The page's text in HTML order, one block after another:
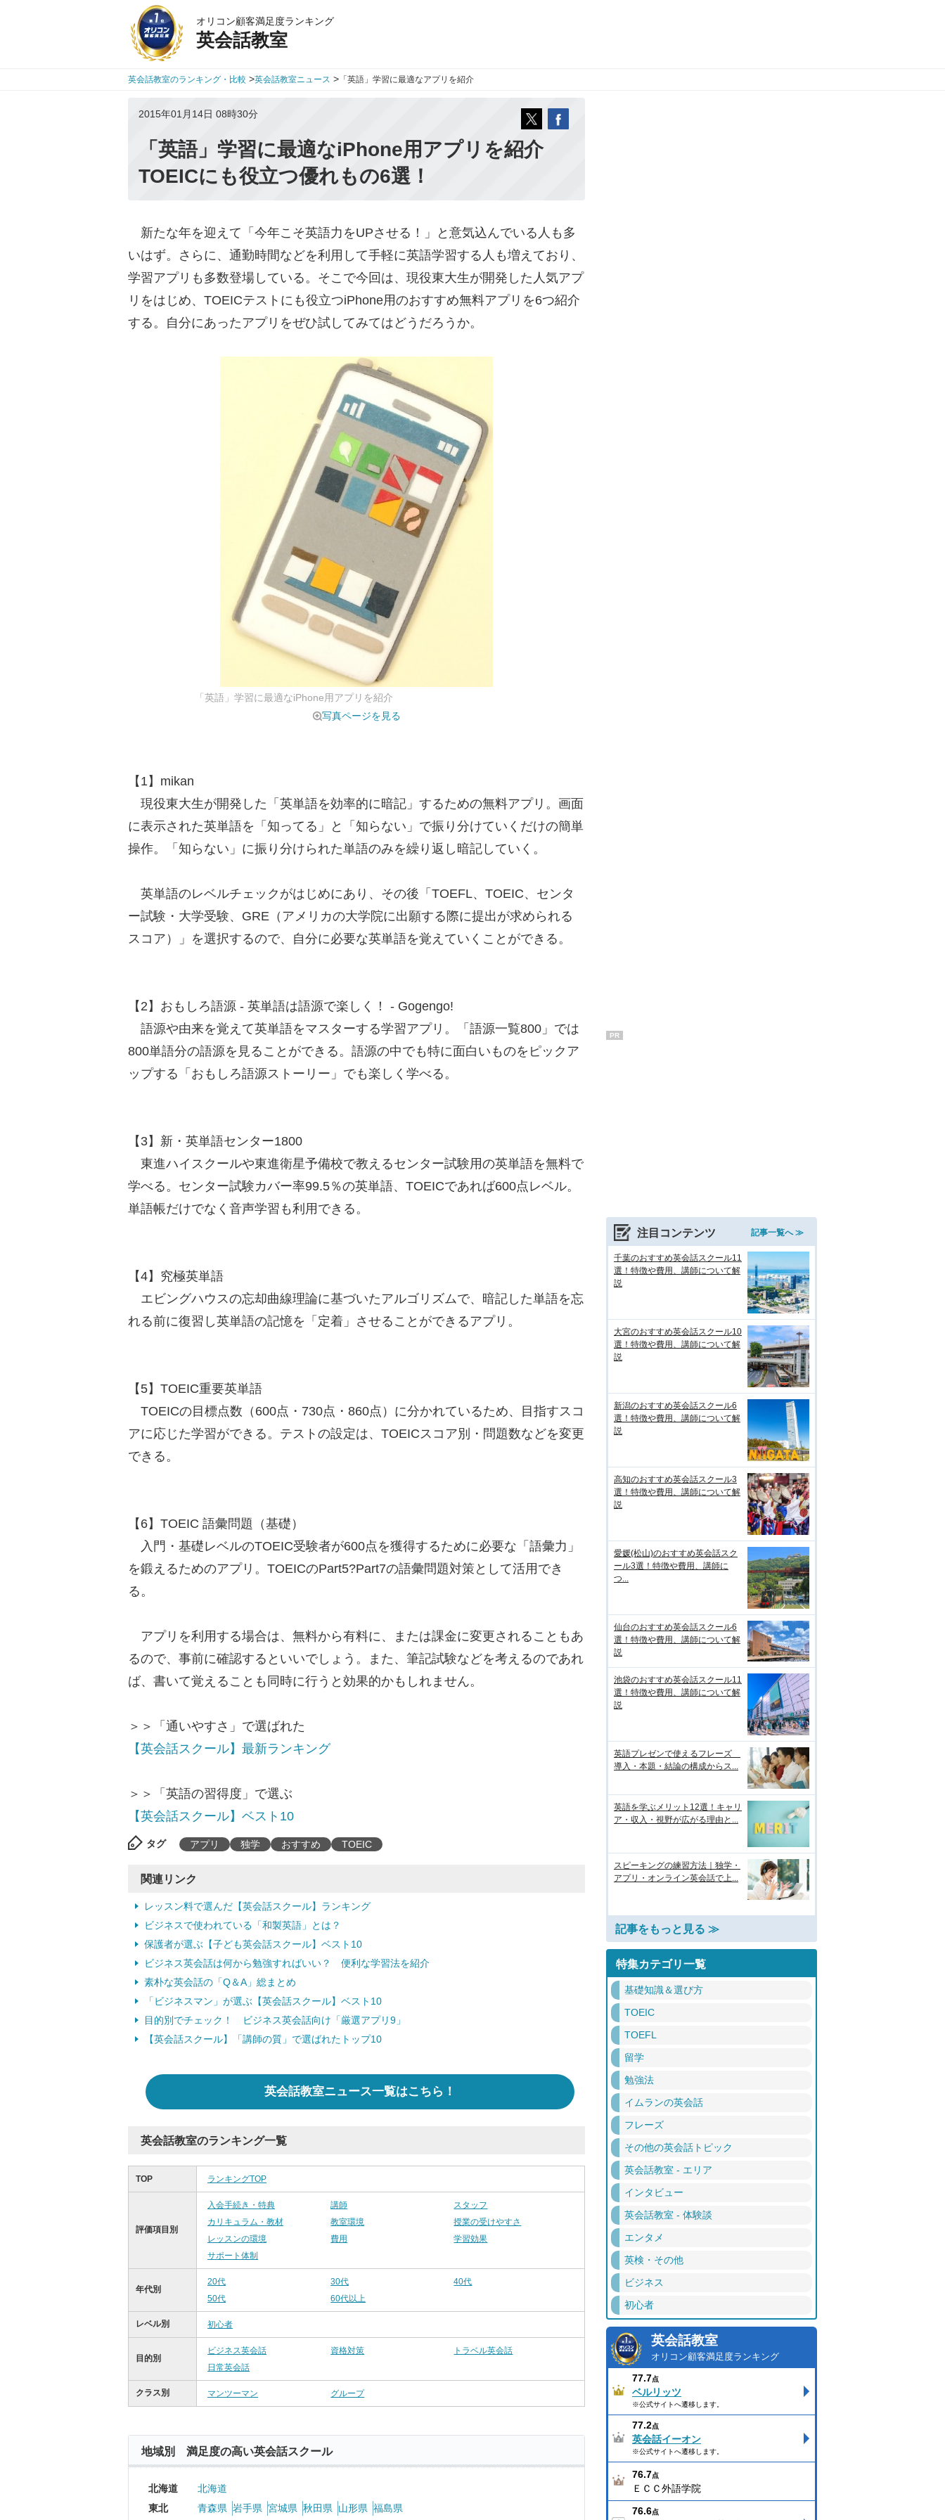
オリコン顧客満足度ランキング
英会話教室
英会話教室のランキング・比較 >英会話教室ニュース > 「英語」学習に最適なアプリを紹介
2015年01月14日 08時30分
「英語」学習に最適なiPhone用アプリを紹介
TOEICにも役立つ優れもの6選！
新たな年を迎えて「今年こそ英語力をUPさせる！」と意気込んでいる人も多
いはず。さらに、通勤時間などを利用して手軽に英語学習する人も増えており、
学習アプリも多数登場している。そこで今回は、現役東大生が開発した人気アプ
リをはじめ、TOEICテストにも役立つiPhone用のおすすめ無料アプリを6つ紹介
する。自分にあったアプリをぜひ試してみてはどうだろうか。
「英語」学習に最適なiPhone用アプリを紹介
写真ページを見る
【1】mikan
現役東大生が開発した「英単語を効率的に暗記」するための無料アプリ。画面
に表示された英単語を「知ってる」と「知らない」で振り分けていくだけの簡単
操作。「知らない」に振り分けられた単語のみを繰り返し暗記していく。
英単語のレベルチェックがはじめにあり、その後「TOEFL、TOEIC、センタ
ー試験・大学受験、GRE（アメリカの大学院に出願する際に提出が求められる
スコア）」を選択するので、自分に必要な英単語を覚えていくことができる。
【2】おもしろ語源 - 英単語は語源で楽しく！ - Gogengo!
語源や由来を覚えて英単語をマスターする学習アプリ。「語源一覧800」では
800単語分の語源を見ることができる。語源の中でも特に面白いものをピックア
ップする「おもしろ語源ストーリー」でも楽しく学べる。
【3】新・英単語センター1800
東進ハイスクールや東進衛星予備校で教えるセンター試験用の英単語を無料で
学べる。センター試験カバー率99.5％の英単語、TOEICであれば600点レベル。
単語帳だけでなく音声学習も利用できる。
【4】究極英単語
エビングハウスの忘却曲線理論に基づいたアルゴリズムで、暗記した単語を忘
れる前に復習し英単語の記憶を「定着」させることができるアプリ。
【5】TOEIC重要英単語
TOEICの目標点数（600点・730点・860点）に分かれているため、目指すスコ
アに応じた学習ができる。テストの設定は、TOEICスコア別・問題数などを変更
できる。
【6】TOEIC 語彙問題（基礎）
入門・基礎レベルのTOEIC受験者が600点を獲得するために必要な「語彙力」
を鍛えるためのアプリ。TOEICのPart5?Part7の語彙問題対策として活用でき
る。
アプリを利用する場合は、無料から有料に、または課金に変更されることもあ
るので、事前に確認するといいでしょう。また、筆記試験などを考えるのであれ
ば、書いて覚えることも同時に行うと効果的かもしれません。
＞＞「通いやすさ」で選ばれた
【英会話スクール】最新ランキング
＞＞「英語の習得度」で選ぶ
【英会話スクール】ベスト10
タグ アプリ 独学 おすすめ TOEIC
関連リンク
レッスン料で選んだ【英会話スクール】ランキング
ビジネスで使われている「和製英語」とは？
保護者が選ぶ【子ども英会話スクール】ベスト10
ビジネス英会話は何から勉強すればいい？ 便利な学習法を紹介
素朴な英会話の「Q＆A」総まとめ
「ビジネスマン」が選ぶ【英会話スクール】ベスト10
目的別でチェック！ ビジネス英会話向け「厳選アプリ9」
【英会話スクール】「講師の質」で選ばれたトップ10
英会話教室ニュース一覧はこちら！
英会話教室のランキング一覧
TOP ランキングTOP
評価項目別
入会手続き・特典 講師
スタッフ
カリキュラム・教材
教室環境
授業の受けやすさ
レッスンの環境
費用
学習効果
サポート体制
年代別
20代 30代
40代
50代
60代以上
レベル別 初心者
目的別
ビジネス英会話 資格対策
トラベル英会話
日常英会話
クラス別 マンツーマン グループ
地域別 満足度の高い英会話スクール
北海道
北海道
東北
青森県 岩手県 宮城県 秋田県 山形県 福島県
PR
注目コンテンツ 記事一覧へ ≫
千葉のおすすめ英会話スクール11
選！特徴や費用、講師について解
説
大宮のおすすめ英会話スクール10
選！特徴や費用、講師について解
説
新潟のおすすめ英会話スクール6
選！特徴や費用、講師について解
説
高知のおすすめ英会話スクール3
選！特徴や費用、講師について解
説
愛媛(松山)のおすすめ英会話スク
ール3選！特徴や費用、講師に
つ...
仙台のおすすめ英会話スクール6
選！特徴や費用、講師について解
説
池袋のおすすめ英会話スクール11
選！特徴や費用、講師について解
説
英語プレゼンで使えるフレーズ
導入・本題・結論の構成からス...
英語を学ぶメリット12選！キャリ
ア・収入・視野が広がる理由と...
スピーキングの練習方法｜独学・
アプリ・オンライン英会話で上...
記事をもっと見る ≫
特集カテゴリ一覧
基礎知識＆選び方
TOEIC
TOEFL
留学
勉強法
イムランの英会話
フレーズ
その他の英会話トピック
英会話教室 - エリア
インタビュー
英会話教室 - 体験談
エンタメ
英検・その他
ビジネス
初心者
英会話教室
オリコン顧客満足度ランキング
77.7点
ベルリッツ
※公式サイトへ遷移します。
77.2点
英会話イーオン
※公式サイトへ遷移します。
76.7点
ＥＣＣ外語学院
76.6点